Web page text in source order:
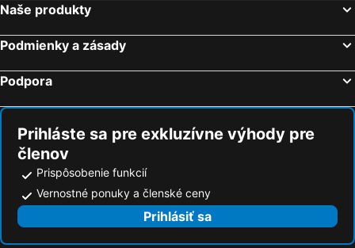
Naše produkty
Podmienky a zásady
Podpora
Prihláste sa pre exkluzívne výhody pre
členov
Prispôsobenie funkcií
Vernostné ponuky a členské ceny
Prihlásiť sa